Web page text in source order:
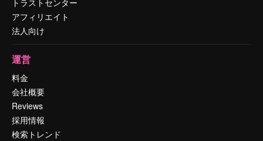
アフィリエイト
法人向け
運営
料金
会社概要
Reviews
採用情報
検索トレンド